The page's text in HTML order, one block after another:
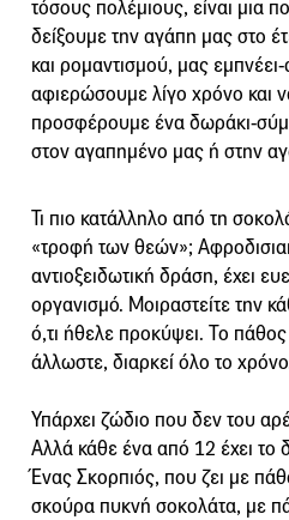
τόσους πολέμιους, είναι μια
δείξουμε την αγάπη μας στο
και ρομαντισμού, μας
αφιερώσουμε λίγο χρόνο και
προσφέρουμε ένα δωράκι-
στον αγαπημένο μας ή στην
Τι πιο κατάλληλο από τη
«τροφή των θεών»;
αντιοξειδωτική δράση, έχει
οργανισμό. Μοιραστείτε την
ό,τι ήθελε προκύψει. Το
άλλωστε, διαρκεί όλο το
Υπάρχει ζώδιο που δεν του
Αλλά κάθε ένα από 12 έχει το
Ένας Σκορπιός, που ζει με
σκούρα πυκνή σοκολάτα, με